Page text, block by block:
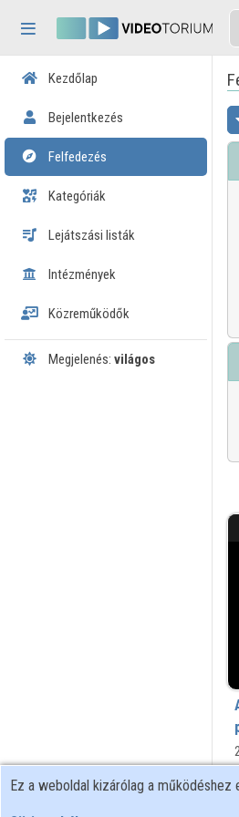
Tartalom
Kezdőlap
Bejelentkezés
Felfedezés
Kategóriák
Lejátszási listák
Intézmények
Közreműködők
Megjelenés: világos
Ez a weboldal kizárólag a